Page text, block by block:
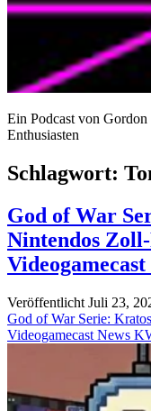
Ein Podcast von
Enthusiasten
Schlagwort:
God of War
Nintendos
Veröffentlicht Juli 23,
God of War Serie:
Videogamecast News